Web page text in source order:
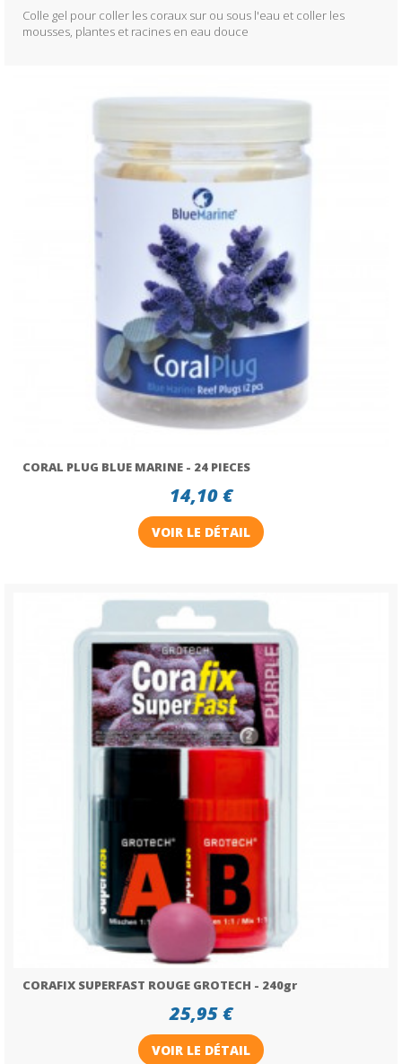
Colle gel pour coller les coraux sur ou sous l'eau et coller les
mousses, plantes et racines en eau douce
CORAL PLUG BLUE MARINE - 24 PIECES
14,10 €
VOIR LE DÉTAIL
CORAFIX SUPERFAST ROUGE GROTECH - 240gr
25,95 €
VOIR LE DÉTAIL